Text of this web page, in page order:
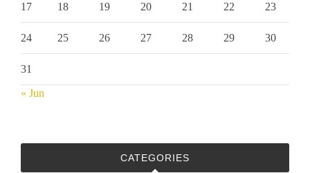
17 18 19 20 21 22 23
24 25 26 27 28 29 30
31
« Jun
CATEGORIES